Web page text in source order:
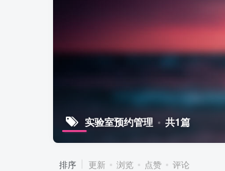
实验室预约管理 共1篇
排序 更新 浏览 点赞 评论